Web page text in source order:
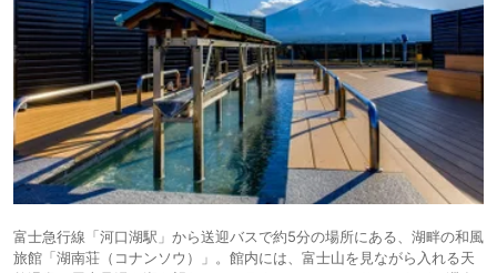
富士急行線「河口湖駅」から送迎バスで約5分の場所にある、湖畔の和風
旅館「湖南荘（コナンソウ）」。館内には、富士山を見ながら入れる天